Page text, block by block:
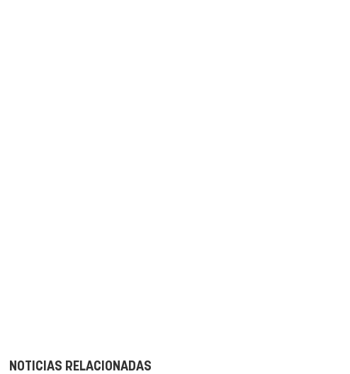
NOTICIAS RELACIONADAS